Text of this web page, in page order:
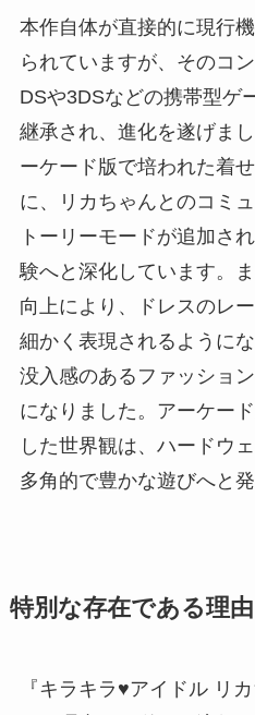
本作自体が直接的に現行
られていますが、そのコ
DSや3DSなどの携帯型ゲ
継承され、進化を遂げま
ーケード版で培われた着
に、リカちゃんとのコミ
トーリーモードが追加さ
験へと深化しています。
向上により、ドレスのレ
細かく表現されるように
没入感のあるファッショ
になりました。アーケー
した世界観は、ハードウ
多角的で豊かな遊びへと
特別な存在である理由
『キラキラ♥アイドル リ